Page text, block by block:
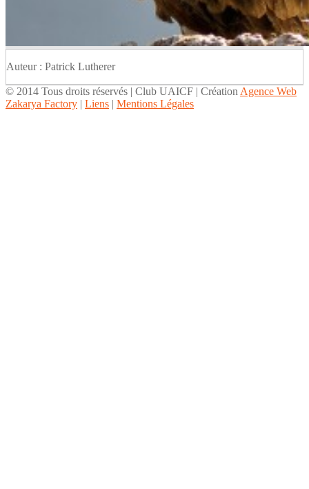
Auteur : Patrick Lutherer
© 2014 Tous droits réservés | Club UAICF | Création Agence Web
Zakarya Factory | Liens | Mentions Légales